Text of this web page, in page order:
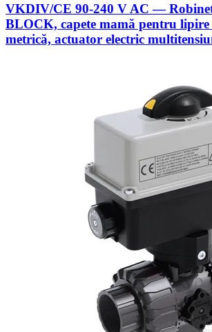
VKDIV/CE 90-240 V AC —
BLOCK, capete mamă pentru lipire
metrică, actuator electric